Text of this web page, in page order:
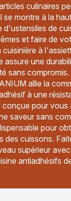
culinaires
se montre à la
d'ustensiles de
et faire de
cuisinière à
assure une
sans
allie la
à une
pour vous
saveur sans
pour
des cuissons.
supérieur
antiadhésifs